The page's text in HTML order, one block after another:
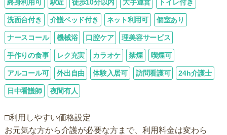
終身利用可 駅近 徒歩10分以内 大手運営 トイレ付き
洗面台付き 介護ベッド付き ネット利用可 個室あり
ナースコール 機械浴 口腔ケア 理美容サービス
手作りの食事 レク充実 カラオケ 禁煙 喫煙可
アルコール可 外出自由 体験入居可 訪問看護可 24h介護士
日中看護師 夜間有人
□利用しやすい価格設定
お元気な方から介護が必要な方まで、利用料金は変わら